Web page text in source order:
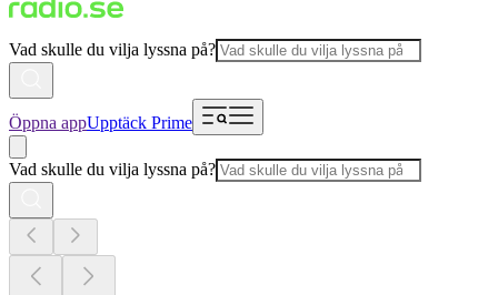
Vad skulle du vilja lyssna på?
Öppna appUpptäck Prime
Vad skulle du vilja lyssna på?